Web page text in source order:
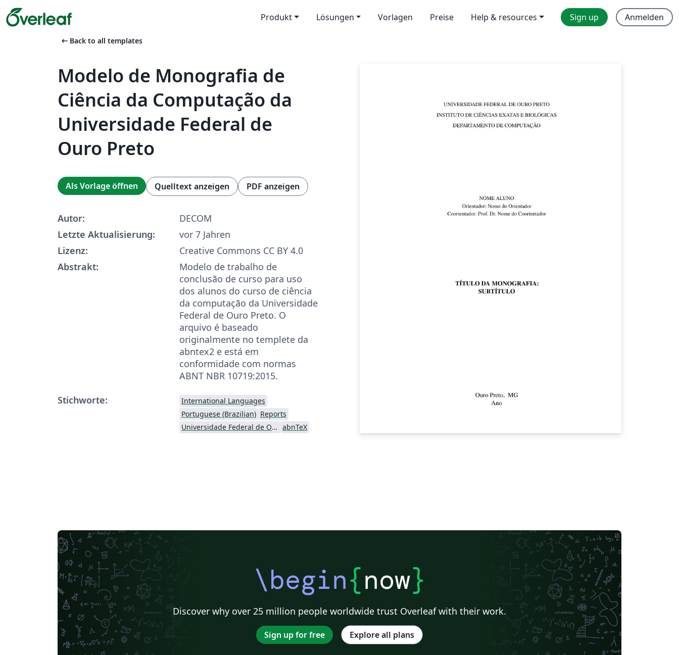
Produkt Lösungen Vorlagen Preise Help & resources Sign up Anmelden
arrow_left_alt Back to all templates
Modelo de Monografia de
Ciência da Computação da
Universidade Federal de
Ouro Preto
Als Vorlage öffnen Quelltext anzeigen PDF anzeigen
Autor:
DECOM
Letzte Aktualisierung:
vor 7 Jahren
Lizenz:
Creative Commons CC BY 4.0
Abstrakt:
Modelo de trabalho de
conclusão de curso para uso
dos alunos do curso de ciência
da computação da Universidade
Federal de Ouro Preto. O
arquivo é baseado
originalmente no templete da
abntex2 e está em
conformidade com normas
ABNT NBR 10719:2015.
Stichworte:
International Languages
Portuguese (Brazilian) Reports
Universidade Federal de Ouro Preto abnTeX
\begin{now}
Discover why over 25 million people worldwide trust Overleaf with their work.
Sign up for free Explore all plans